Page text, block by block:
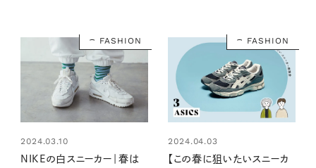
FASHION
2024.03.10
NIKEの白スニーカー｜春は
FASHION
2024.04.03
【この春に狙いたいスニーカ